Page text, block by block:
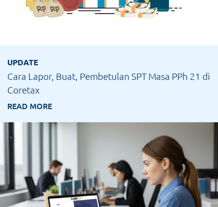
UPDATE
Cara Lapor, Buat, Pembetulan SPT Masa PPh 21 di
Coretax
READ MORE